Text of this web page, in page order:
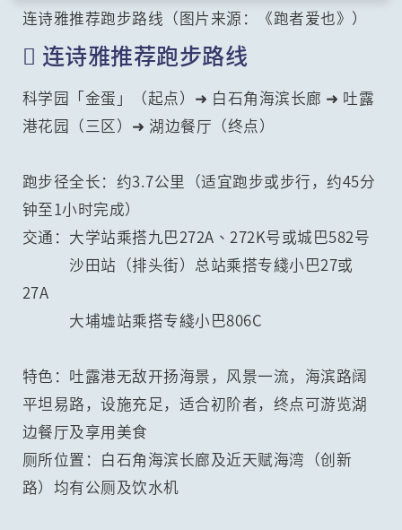
连诗雅推荐跑步路线（图片来源：《跑者爱也》）
 连诗雅推荐跑步路线
科学园「金蛋」（起点）➜ 白石角海滨长廊 ➜ 吐露
港花园（三区）➜ 湖边餐厅（终点）
跑步径全长：约3.7公里（适宜跑步或步行，约45分
钟至1小时完成）
交通：大学站乘搭九巴272A、272K号或城巴582号
沙田站（排头街）总站乘搭专綫小巴27或
27A
大埔墟站乘搭专綫小巴806C
特色：吐露港无敌开扬海景，风景一流，海滨路阔
平坦易路，设施充足，适合初阶者，终点可游览湖
边餐厅及享用美食
厕所位置：白石角海滨长廊及近天赋海湾（创新
路）均有公厕及饮水机